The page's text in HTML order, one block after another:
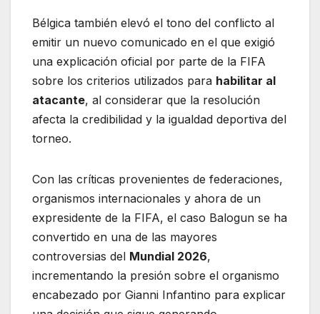
Bélgica también elevó el tono del conflicto al
emitir un nuevo comunicado en el que exigió
una explicación oficial por parte de la FIFA
sobre los criterios utilizados para habilitar al
atacante, al considerar que la resolución
afecta la credibilidad y la igualdad deportiva del
torneo.
Con las críticas provenientes de federaciones,
organismos internacionales y ahora de un
expresidente de la FIFA, el caso Balogun se ha
convertido en una de las mayores
controversias del Mundial 2026,
incrementando la presión sobre el organismo
encabezado por Gianni Infantino para explicar